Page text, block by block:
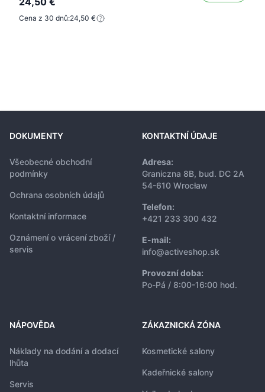
Cena z 30 dnů:24,50 €
DOKUMENTY
Všeobecné obchodní
podmínky
Ochrana osobních údajů
Kontaktní informace
Oznámení o vrácení zboží /
servis
KONTAKTNÍ ÚDAJE
Adresa:
Graniczna 8B, bud. DC 2A
54-610 Wrocław
Telefon:
+421 233 300 432
E-mail:
info@activeshop.sk
Provozní doba:
Po-Pá / 8:00-16:00 hod.
NÁPOVĚDA
Náklady na dodání a dodací
lhůta
Servis
ZÁKAZNICKÁ ZÓNA
Kosmetické salony
Kadeřnické salony